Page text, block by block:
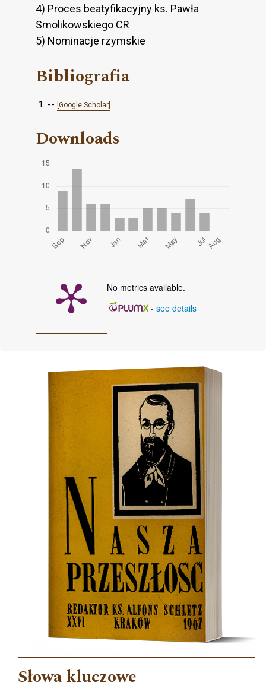
4) Proces beatyfikacyjny ks. Pawła
Smolikowskiego CR
5) Nominacje rzymskie
Bibliografia
-- [Google Scholar]
Downloads
No metrics available.
- see details
Słowa kluczowe